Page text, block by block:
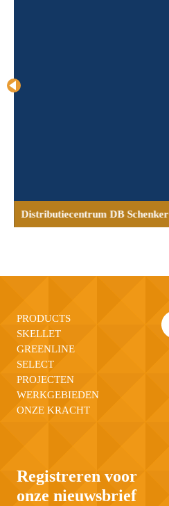
Distributiecentrum DB Schenker
PRODUCTS
SKELLET
GREENLINE
SELECT
PROJECTEN
WERKGEBIEDEN
ONZE KRACHT
Registreren voor
onze nieuwsbrief